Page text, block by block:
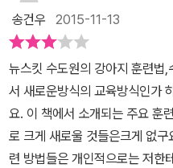
훈련 등)의 장단점 ● 애견 돌보
생각해야 할 것 ● 강아지에게
● 도시, 시골, 교외 등 개를 키우
움 ● 개가 병을 얻었을 때 안락
의 죽음과 마주하기 《뉴스킷 수도원의 강아지 훈련법》은 내용의 범위
와 명확성, 훈련법의 권위에서
로서 독보적인 위치를 차지하고
부 훈련을 시작하기 전에2부 환
시작5부 복종 훈련6부 여러 가
그동안 개를 개로 이해하지 못
내가 편한 방법을 고수하면서 키
하게 되었다.​ 반려견이 많은 사
지 못했고, 개의 본성과 이해가
송건우 2015-11-13
뉴스킷 수도원의 강아지 훈련법
서 새로운방식의 교육방식인가 하는 호기심을 발생시키기도
요. 이 책에서 소개되는 주요 훈
로 크게 새로울 것들은크게 없구요. 이 책에 소개되어 있는 주요
련 방법들은 개인적으로는 저한